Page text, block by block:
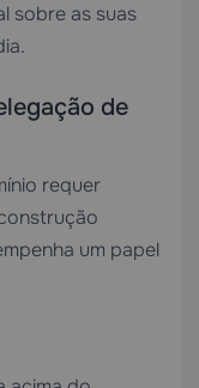
sobre as suas
de
requer
um papel